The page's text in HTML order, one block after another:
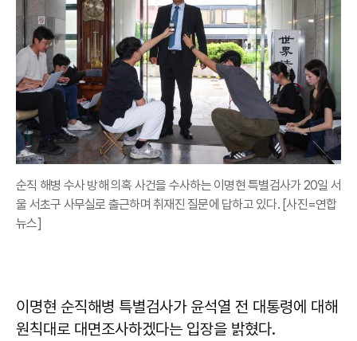
순직 해병 수사 방해 의혹 사건을 수사하는 이명현 특별검사가 20일 서
울 서초구 사무실로 출근하며 취재진 질문에 답하고 있다. [사진=연합
뉴스]
이명현 순직해병 특별검사가 윤석열 전 대통령에 대해
원칙대로 대면조사하겠다는 입장을 밝혔다.